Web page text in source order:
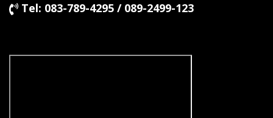
Tel: 083-789-4295 / 089-2499-123